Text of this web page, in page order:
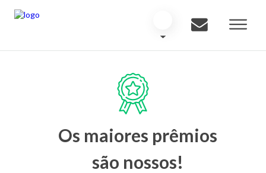
Os maiores prêmios
são nossos!